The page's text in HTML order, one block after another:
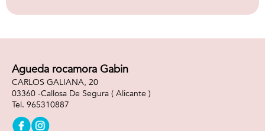
baño. 37x28,1x6,5
en las clases de
Hogwarts..
Agueda rocamora Gabin
CARLOS GALIANA, 20
03360 -Callosa De Segura ( Alicante )
965310887